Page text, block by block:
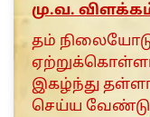
மு.வ.
தம்
இகழ்ந்து
செய்ய